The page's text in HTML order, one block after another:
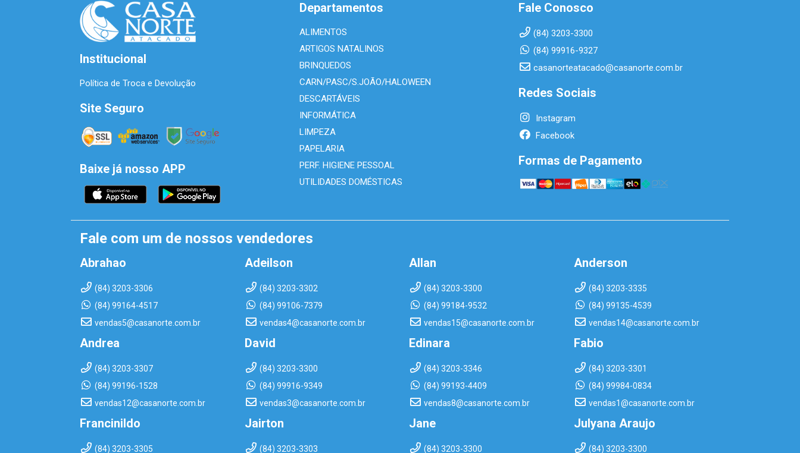
Institucional
Política de Troca e Devolução
Site Seguro
Baixe já nosso APP
Departamentos
ALIMENTOS
ARTIGOS NATALINOS
BRINQUEDOS
CARN/PASC/S.JOÃO/HALOWEEN
DESCARTÁVEIS
INFORMÁTICA
LIMPEZA
PAPELARIA
PERF. HIGIENE PESSOAL
UTILIDADES DOMÉSTICAS
Fale Conosco
(84) 3203-3300
(84) 99916-9327
casanorteatacado@casanorte.com.br
Redes Sociais
Instagram
Facebook
Formas de Pagamento
Fale com um de nossos vendedores
Abrahao
(84) 3203-3306
(84) 99164-4517
vendas5@casanorte.com.br
Adeilson
(84) 3203-3302
(84) 99106-7379
vendas4@casanorte.com.br
Allan
(84) 3203-3300
(84) 99184-9532
vendas15@casanorte.com.br
Anderson
(84) 3203-3335
(84) 99135-4539
vendas14@casanorte.com.br
Andrea
(84) 3203-3307
(84) 99196-1528
vendas12@casanorte.com.br
David
(84) 3203-3300
(84) 99916-9349
vendas3@casanorte.com.br
Edinara
(84) 3203-3346
(84) 99193-4409
vendas8@casanorte.com.br
Fabio
(84) 3203-3301
(84) 99984-0834
vendas1@casanorte.com.br
Francinildo
(84) 3203-3305
Jairton
(84) 3203-3303
Jane
(84) 3203-3300
Julyana Araujo
(84) 3203-3300